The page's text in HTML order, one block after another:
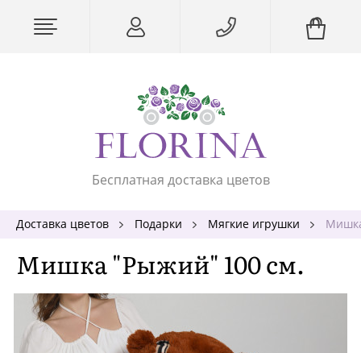
Бесплатная доставка цветов
Доставка цветов Подарки Мягкие игрушки
Мишка "Рыжий" 100 см.